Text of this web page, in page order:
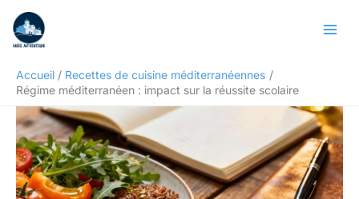
contenu
Accueil
Recettes de cuisine méditerranéennes
Régime méditerranéen : impact sur la réussite scolaire
Rechercher